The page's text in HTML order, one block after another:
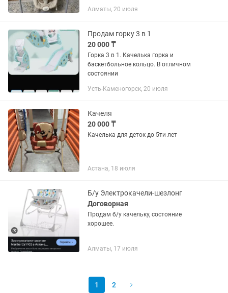
Алматы, 20 июля
Продам горку 3 в 1
20 000 ₸
Горка 3 в 1. Качелька горка и
баскетбольное кольцо. В отличном
состоянии
Усть-Каменогорск, 20 июля
Качеля
20 000 ₸
Качелька для деток до 5ти лет
Астана, 18 июля
Б/у Электрокачели-шезлонг
Договорная
Продам б/у качельку, состояние
хорошее.
Алматы, 17 июля
1 2